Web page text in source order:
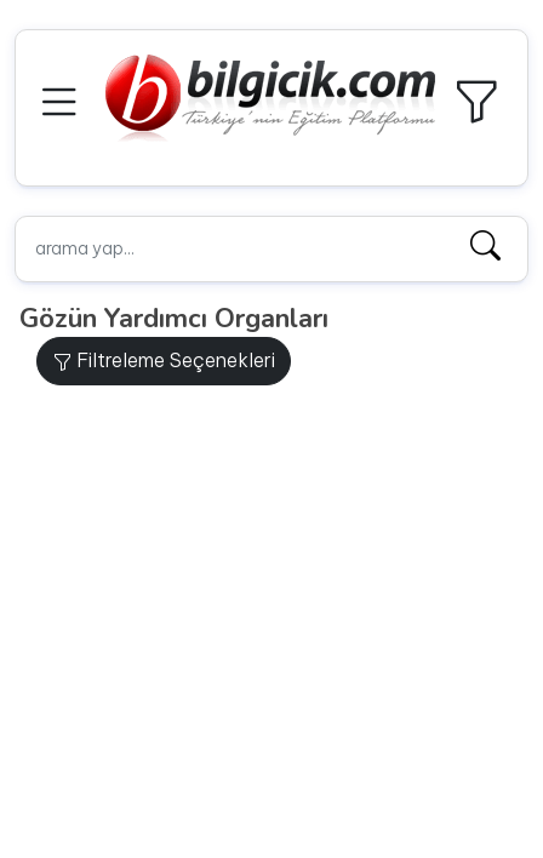
Gözün Yardımcı Organları
Filtreleme Seçenekleri